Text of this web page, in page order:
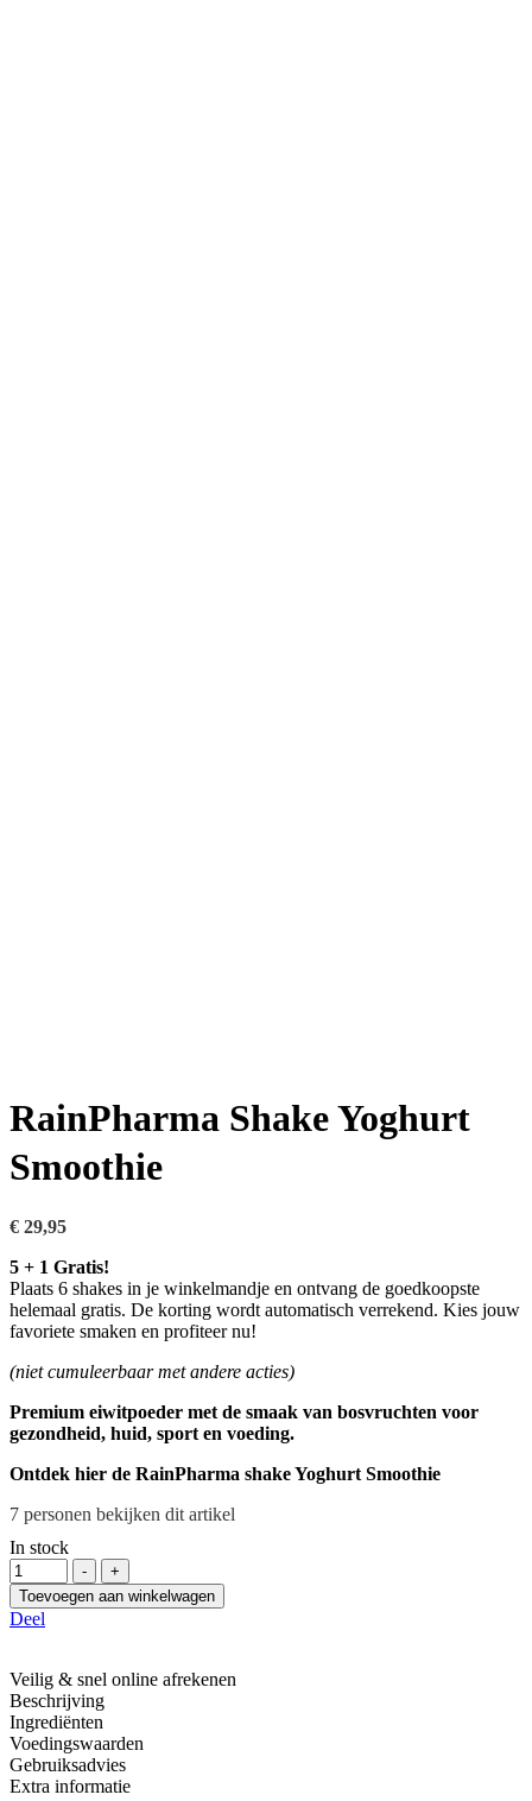
RainPharma Shake Yoghurt
Smoothie
€ 29,95
5 + 1 Gratis!
Plaats 6 shakes in je winkelmandje en ontvang de goedkoopste
helemaal gratis. De korting wordt automatisch verrekend. Kies jouw
favoriete smaken en profiteer nu!
(niet cumuleerbaar met andere acties)
Premium eiwitpoeder met de smaak van bosvruchten voor
gezondheid, huid, sport en voeding.
Ontdek hier de RainPharma shake Yoghurt Smoothie
7 personen bekijken dit artikel
In stock
Hoeveelheid
-
+
Toevoegen aan winkelwagen
Deel
Veilig & snel online afrekenen
Beschrijving
Ingrediënten
Voedingswaarden
Gebruiksadvies
Extra informatie